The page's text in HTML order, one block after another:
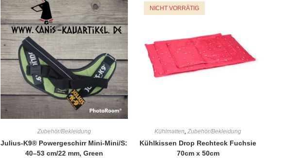
Zubehör/Bekleidung
Julius-K9® Powergeschirr Mini-Mini/S:
40–53 cm/22 mm, Green
NICHT VORRÄTIG
Kühlmatten,Zubehör/Bekleidung
Kühlkissen Drop Rechteck Fuchsie
70cm x 50cm